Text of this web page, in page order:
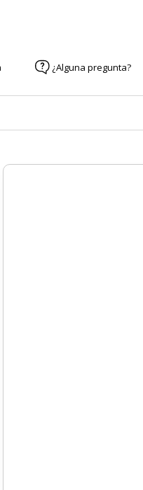
¿Alguna pregunta?